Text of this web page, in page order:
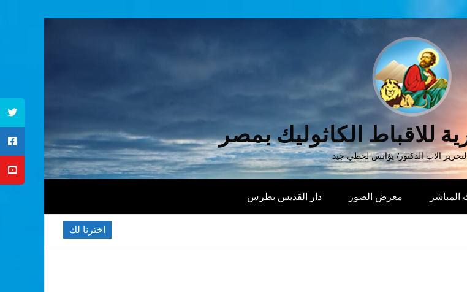
للاقباط الكاثوليك بمصر
الاب الدكتور/ يؤانس لحظي جيد
المباشر معرض الصور دار القديس بطرس
اخترنا لك